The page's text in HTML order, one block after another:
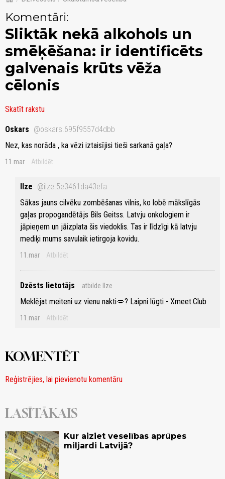
Komentāri:
Sliktāk nekā alkohols un
smēķēšana: ir identificēts
galvenais krūts vēža
cēlonis
Skatīt rakstu
Oskars @oskars.695f9557d4dbb
Nez, kas norāda , ka vēzi iztaisījisi tieši sarkanā gaļa?
11.mar Atbildēt
Ilze @ilze.5e3461da43efa
Sākas jauns cilvēku zombēšanas vilnis, ko lobē mākslīgās
gaļas propogandētājs Bils Geitss. Latvju onkologiem ir
jāpieņem un jāizplata šis viedoklis. Tas ir līdzīgi kā latvju
mediķi mums savulaik ietirgoja kovidu.
11.mar Atbildēt
Dzēsts lietotājs atbilde Ilze
Meklējat meiteni uz vienu nakti💋? Laipni lūgti - Xmeet.Club
11.mar Atbildēt
KOMENTĒT
Reģistrējies, lai pievienotu komentāru
LASĪTĀKAIS
Kur aiziet veselības aprūpes
miljardi Latvijā?